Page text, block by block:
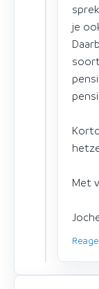
je
Met